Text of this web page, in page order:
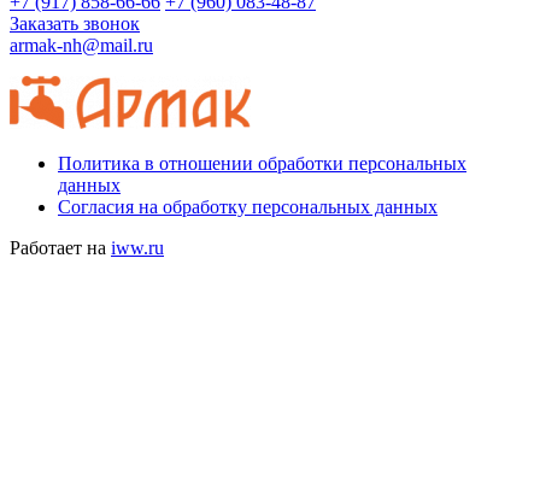
Заказать звонок
armak-nh@mail.ru
Политика в отношении обработки персональных
данных
Согласия на обработку персональных данных
Работает на iww.ru